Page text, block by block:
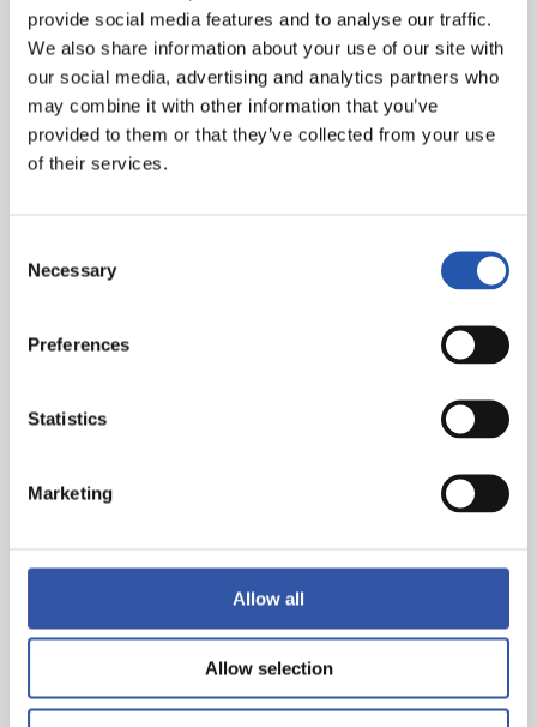
provide social media features and to analyse our traffic.
We also share information about your use of our site with
our social media, advertising and analytics partners who
may combine it with other information that you’ve
provided to them or that they’ve collected from your use
of their services.
Selection
Necessary
Preferences
Statistics
Marketing
Allow all
Allow selection
裁判: 蒙特罗 黄牌: 吉耶梅 (拉科鲁尼亚)，胡安米，凯文罗德
里格斯，奥德里奥索拉 (皇家社会)